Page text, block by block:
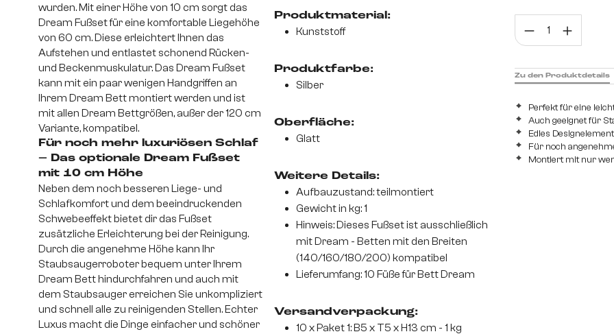
Perfekt für eine
Auch geeignet für
Edles
Für noch
Montiert mit nur
Zu den Produktdetails
wurden. Mit einer Höhe von 10 cm sorgt das
Dream Fußset für eine komfortable Liegehöhe
von 60 cm. Diese erleichtert Ihnen das
Aufstehen und entlastet schonend Rücken-
und Beckenmuskulatur. Das Dream Fußset
kann mit ein paar wenigen Handgriffen an
Ihrem Dream Bett montiert werden und ist
mit allen Dream Bettgrößen, außer der 120 cm
Variante, kompatibel.
Für noch mehr luxuriösen Schlaf
– Das optionale Dream Fußset
mit 10 cm Höhe
Neben dem noch besseren Liege- und
Schlafkomfort und dem beeindruckenden
Schwebeeffekt bietet dir das Fußset
zusätzliche Erleichterung bei der Reinigung.
Durch die angenehme Höhe kann Ihr
Staubsaugerroboter bequem unter Ihrem
Dream Bett hindurchfahren und auch mit
dem Staubsauger erreichen Sie unkompliziert
und schnell alle zu reinigenden Stellen. Echter
Luxus macht die Dinge einfacher und schöner
Produktmaterial:
Kunststoff
Produktfarbe:
Silber
Oberfläche:
Glatt
Weitere Details:
Aufbauzustand: teilmontiert
Gewicht in kg: 1
Hinweis: Dieses Fußset ist ausschließlich
mit Dream - Betten mit den Breiten
(140/160/180/200) kompatibel
Lieferumfang: 10 Füße für Bett Dream
Versandverpackung:
10 x Paket 1: B5 x T5 x H13 cm - 1 kg